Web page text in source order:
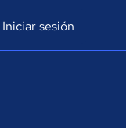
Iniciar sesión